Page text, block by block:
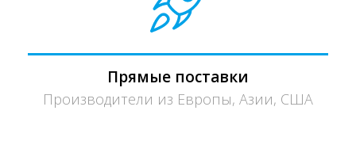
Прямые поставки
Производители из Европы, Азии, США